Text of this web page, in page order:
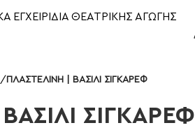
ΕΓΧΕΙΡΙΔΙΑ ΘΕΑΤΡΙΚΗΣ ΑΓΩΓΗΣ
/ ΠΛΑΣΤΕΛΙΝΗ | ΒΑΣΙΛΙ ΣΙΓΚΑΡΕΦ
ΣΙΓΚΑΡΕΦ